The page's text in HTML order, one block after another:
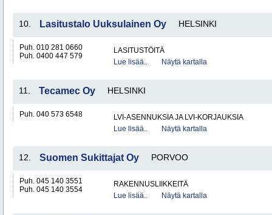
10. Lasitustalo Uuksulainen Oy HELSINKI
Puh. 010 281 0660
Puh. 0400 447 579
LASITUSTÖITÄ
Lue lisää..
Näytä kartalla
11. Tecamec Oy HELSINKI
Puh. 040 573 6548
LVI-ASENNUKSIA JA LVI-KORJAUKSIA
Lue lisää..
Näytä kartalla
12. Suomen Sukittajat Oy PORVOO
Puh. 045 140 3551
Puh. 045 140 3554
RAKENNUSLIIKKEITÄ
Lue lisää..
Näytä kartalla